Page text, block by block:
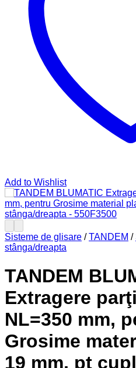
Add to Wishlist
Sisteme de glisare / TANDEM /
stânga/dreapta
TANDEM
Extragere
NL=350 mm,
Grosime
19 mm, pt